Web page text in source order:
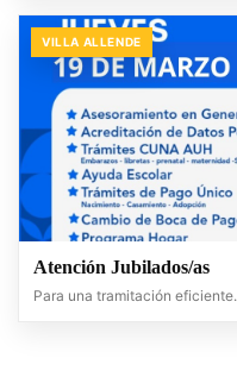
VILLA ALLENDE
Atención Jubilados/as
Para una tramitación eficiente.